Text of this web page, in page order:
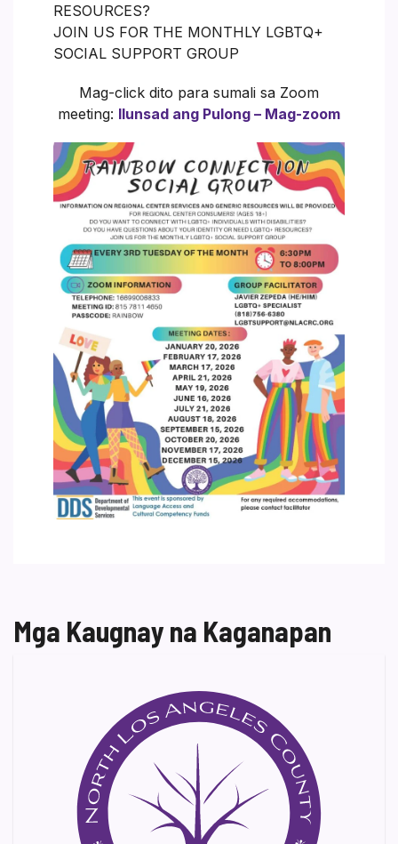
RESOURCES?
JOIN US FOR THE MONTHLY LGBTQ+
SOCIAL SUPPORT GROUP
Mag-click dito para sumali sa Zoom
meeting: Ilunsad ang Pulong – Mag-zoom
Mga Kaugnay na Kaganapan